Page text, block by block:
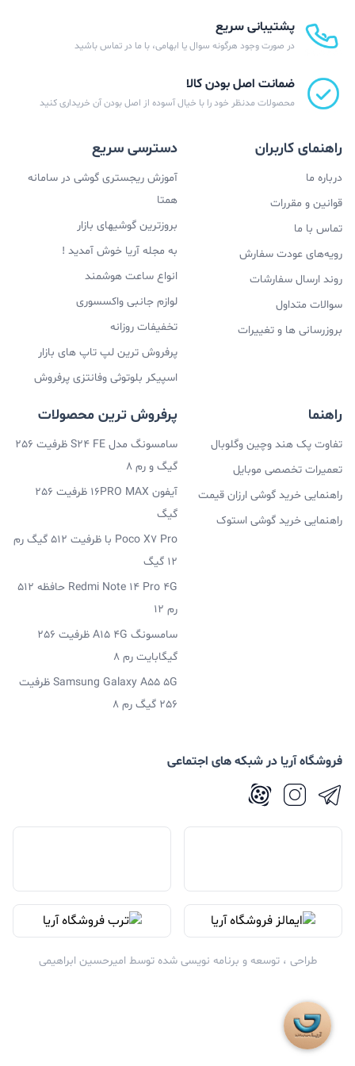
پشتیبانی سریع
در صورت وجود هرگونه سوال یا ابهامی، با ما در تماس باشید
ضمانت اصل بودن کالا
محصولات مدنظر خود را با خیال آسوده از اصل بودن آن خریداری کنید
راهنمای کاربران
درباره ما
قوانین و مقررات
تماس با ما
رویه‌های عودت سفارش
روند ارسال سفارشات
سوالات متداول
بروزرسانی ها و تغییرات
دسترسی سریع
آموزش ریجستری گوشی در سامانه
همتا
بروزترین گوشیهای بازار
به مجله آریا خوش آمدید !
انواع ساعت هوشمند
لوازم جانبی واکسسوری
تخفیفات روزانه
پرفروش ترین لپ تاپ های بازار
اسپیکر بلوتوثی وفانتزی پرفروش
راهنما
تفاوت پک هند وچین وگلوبال
تعمیرات تخصصی موبایل
راهنمایی خرید گوشی ارزان قیمت
راهنمایی خرید گوشی استوک
پرفروش ترین محصولات
سامسونگ مدل S24 FE ظرفیت 256
گیگ و رم 8
آیفون 16PRO MAX ظرفیت 256
گیگ
Poco X7 Pro با ظرفیت 512 گیگ رم
12 گیگ
Redmi Note 14 Pro 4G حافظه 512
رم 12
سامسونگ A15 4G ظرفیت 256
گیگابایت رم 8
Samsung Galaxy A55 5G ظرفیت
256 گیگ رم 8
فروشگاه آریا در شبکه های اجتماعی
طراحی ، توسعه و برنامه نویسی شده توسط امیرحسین ابراهیمی